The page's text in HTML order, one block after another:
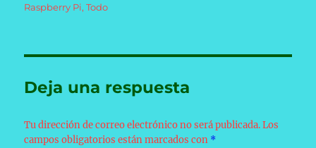
el
Raspberry Pi,Todo
Deja una respuesta
Tu dirección de correo electrónico no será publicada. Los
campos obligatorios están marcados con *